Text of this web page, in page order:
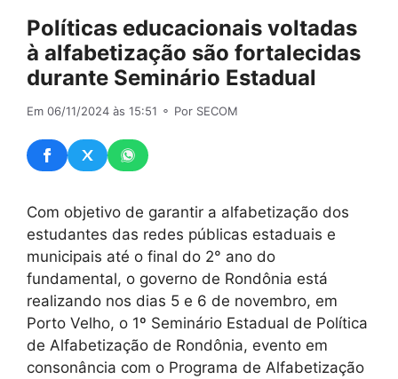
Políticas educacionais voltadas
à alfabetização são fortalecidas
durante Seminário Estadual
Em 06/11/2024 às 15:51 ⚬ Por SECOM
Com objetivo de garantir a alfabetização dos
estudantes das redes públicas estaduais e
municipais até o final do 2° ano do
fundamental, o governo de Rondônia está
realizando nos dias 5 e 6 de novembro, em
Porto Velho, o 1º Seminário Estadual de Política
de Alfabetização de Rondônia, evento em
consonância com o Programa de Alfabetização